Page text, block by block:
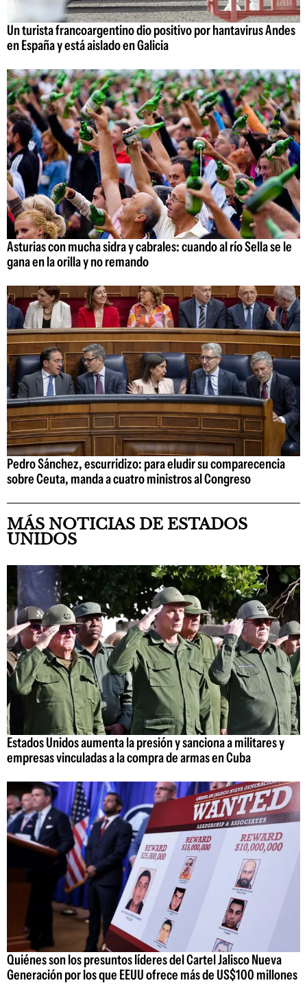
Un turista francoargentino dio positivo por hantavirus Andes
en España y está aislado en Galicia
Asturias con mucha sidra y cabrales: cuando al río Sella se le
gana en la orilla y no remando
Pedro Sánchez, escurridizo: para eludir su comparecencia
sobre Ceuta, manda a cuatro ministros al Congreso
MÁS NOTICIAS DE ESTADOS
UNIDOS
Estados Unidos aumenta la presión y sanciona a militares y
empresas vinculadas a la compra de armas en Cuba
Quiénes son los presuntos líderes del Cartel Jalisco Nueva
Generación por los que EEUU ofrece más de US$100 millones